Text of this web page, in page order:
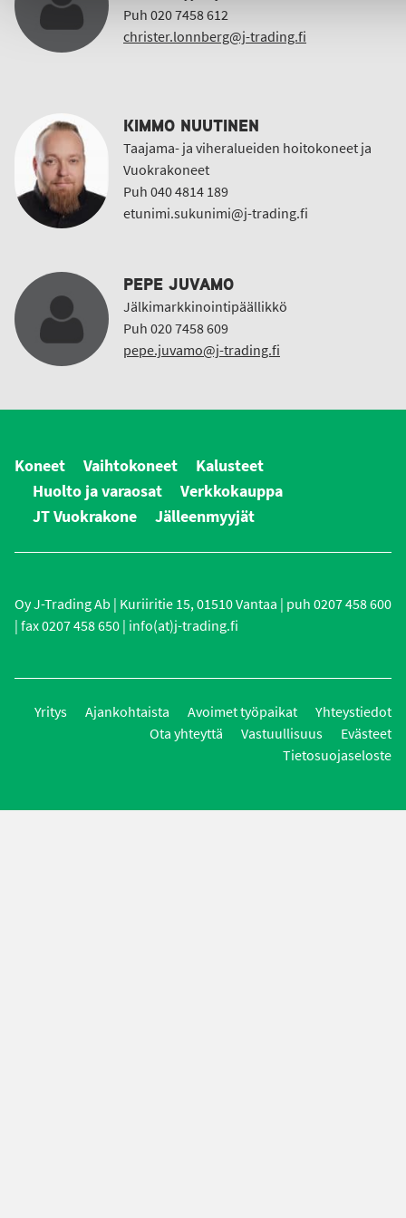
Puh 020 7458 612
christer.lonnberg@j-trading.fi
KIMMO NUUTINEN
Taajama- ja viheralueiden hoitokoneet ja
Vuokrakoneet
Puh 040 4814 189
etunimi.sukunimi@j-trading.fi
PEPE JUVAMO
Jälkimarkkinointipäällikkö
Puh 020 7458 609
pepe.juvamo@j-trading.fi
Koneet Vaihtokoneet
Kalusteet
Huolto ja varaosat
Verkkokauppa
JT Vuokrakone
Jälleenmyyjät
Oy J-Trading Ab | Kuriiritie 15, 01510 Vantaa | puh 0207 458 600
| fax 0207 458 650 | info(at)j-trading.fi
Yritys Ajankohtaista Avoimet työpaikat
Yhteystiedot
Ota yhteyttä
Vastuullisuus
Evästeet
Tietosuojaseloste